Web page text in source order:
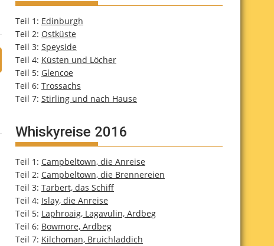
Teil 1: Edinburgh
Teil 2: Ostküste
Teil 3: Speyside
Teil 4: Küsten und Löcher
Teil 5: Glencoe
Teil 6: Trossachs
Teil 7: Stirling und nach Hause
Whiskyreise 2016
Teil 1: Campbeltown, die Anreise
Teil 2: Campbeltown, die Brennereien
Teil 3: Tarbert, das Schiff
Teil 4: Islay, die Anreise
Teil 5: Laphroaig, Lagavulin, Ardbeg
Teil 6: Bowmore, Ardbeg
Teil 7: Kilchoman, Bruichladdich